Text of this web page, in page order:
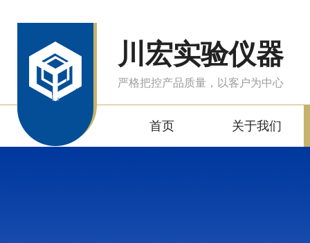
川宏实验仪器
严格把控产品质量，以客户为中心
首页 关于我们